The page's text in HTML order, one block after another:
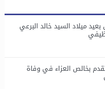
ميلاد السيد خالد البرعي
بخالص العزاء في وفاة